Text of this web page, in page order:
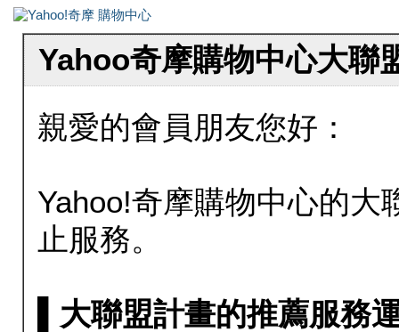
Yahoo奇摩購物中心大聯
親愛的會員朋友您好：
Yahoo!奇摩購物中心的大
止服務。
▌大聯盟計畫的推薦服務